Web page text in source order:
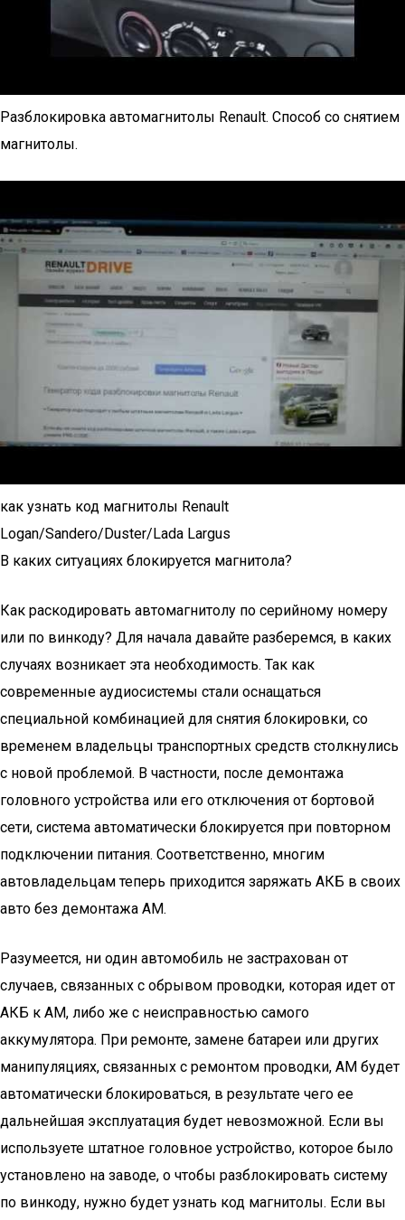
Разблокировка автомaгнитолы Renault. Способ со снятием
магнитолы.
как узнать код магнитолы Renault
Logan/Sandero/Duster/Lada Largus
В каких ситуациях блокируется магнитола?
Как раскодировать автомагнитолу по серийному номеру
или по винкоду? Для начала давайте разберемся, в каких
случаях возникает эта необходимость. Так как
современные аудиосистемы стали оснащаться
специальной комбинацией для снятия блокировки, со
временем владельцы транспортных средств столкнулись
с новой проблемой. В частности, после демонтажа
головного устройства или его отключения от бортовой
сети, система автоматически блокируется при повторном
подключении питания. Соответственно, многим
автовладельцам теперь приходится заряжать АКБ в своих
авто без демонтажа АМ.
Разумеется, ни один автомобиль не застрахован от
случаев, связанных с обрывом проводки, которая идет от
АКБ к АМ, либо же с неисправностью самого
аккумулятора. При ремонте, замене батареи или других
манипуляциях, связанных с ремонтом проводки, АМ будет
автоматически блокироваться, в результате чего ее
дальнейшая эксплуатация будет невозможной. Если вы
используете штатное головное устройство, которое было
установлено на заводе, о чтобы разблокировать систему
по винкоду, нужно будет узнать код магнитолы. Если вы